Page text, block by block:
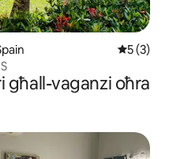
Rating
5 (3)
għall-vaganzi oħra